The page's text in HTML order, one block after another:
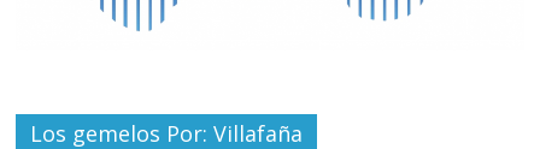
Los gemelos Por: Villafaña